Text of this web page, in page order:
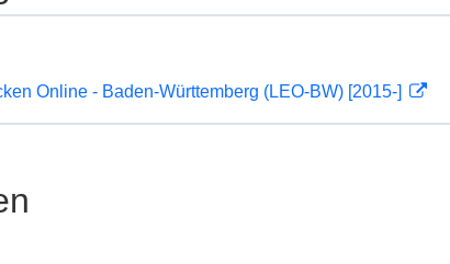
Online - Baden-Württemberg (LEO-BW) [2015-]